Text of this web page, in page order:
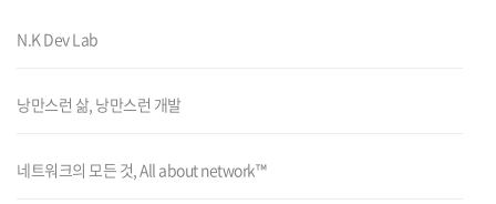
N.K Dev Lab
낭만스런 삶, 낭만스런 개발
네트워크의 모든 것, All about network™